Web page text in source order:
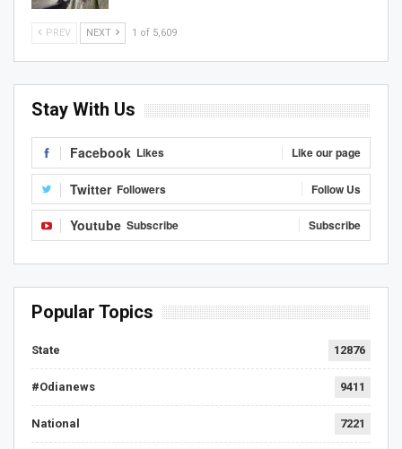
PREV NEXT 1 of 5,609
Stay With Us
Facebook Likes Like our page
Twitter Followers Follow Us
Youtube Subscribe Subscribe
Popular Topics
State 12876
#Odianews 9411
National 7221